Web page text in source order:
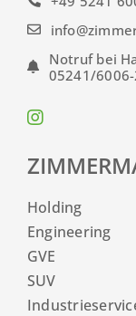
Holding
Engineering
GVE
SUV
Notruf bei
05241/